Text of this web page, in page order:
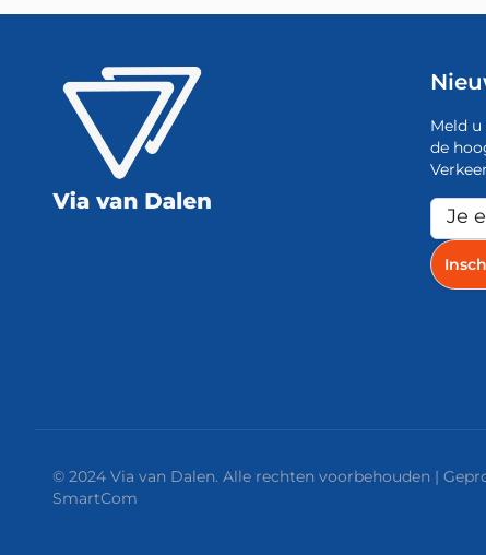
Meld
de
© 2024 Via van Dalen. Alle rechten voorbehouden |
SmartCom